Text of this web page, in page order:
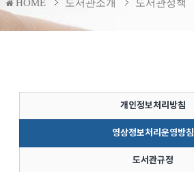
HOME 도서관소개 도서관정책
개인정보처리방침
영상정보처리운영방침
도서관규정